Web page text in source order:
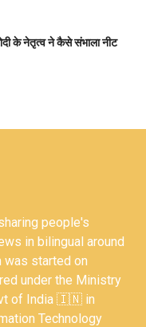
के नेतृत्व ने कैसे संभाला नीट
people's
in bilingual around
was started on
under the Ministry
of India 🇮🇳 in
Technology